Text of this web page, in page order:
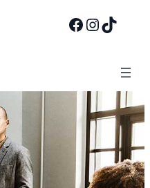
Facebook InstagramTikTok